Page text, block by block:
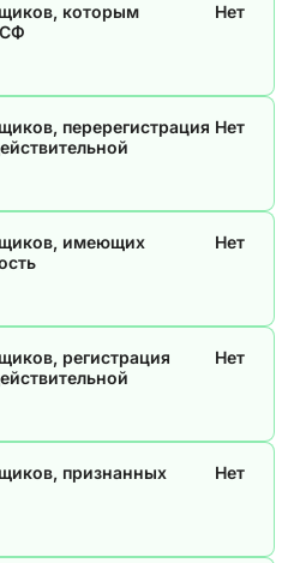
которым
Нет
перерегистрация Нет
имеющих
Нет
регистрация
Нет
признанных
Нет